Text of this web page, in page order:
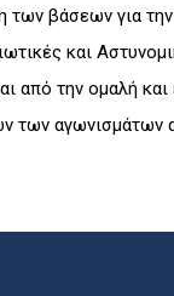
των βάσεων για
και
από την ομαλή και
των αγωνισμάτων